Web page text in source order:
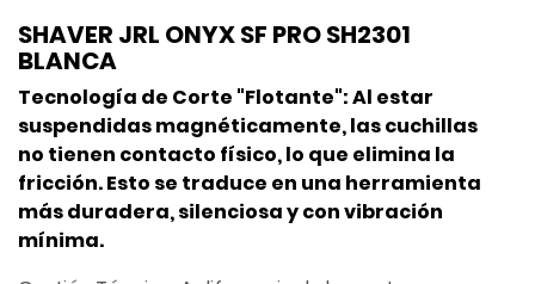
SHAVER JRL ONYX SF PRO SH2301
BLANCA
Tecnología de Corte "Flotante": Al estar
suspendidas magnéticamente, las cuchillas
no tienen contacto físico, lo que elimina la
fricción. Esto se traduce en una herramienta
más duradera, silenciosa y con vibración
mínima.